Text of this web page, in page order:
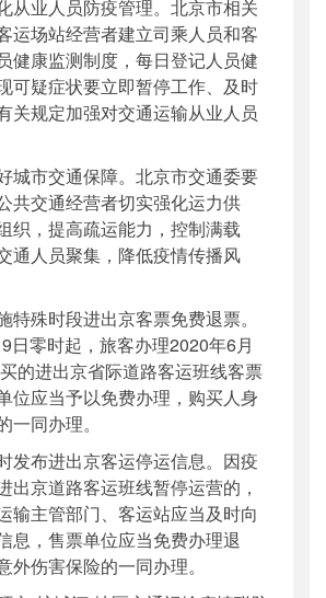
业人员防疫管理。北京市相关
运场站经营者建立司乘人员和客
健康监测制度，每日登记人员健
可疑症状要立即暂停工作、及时
关规定加强对交通运输从业人员
市交通保障。北京市交通委要
共交通经营者切实强化运力供
织，提高疏运能力，控制满载
通人员聚集，降低疫情传播风
殊时段进出京客票免费退票。
日零时起，旅客办理2020年6月
的进出京省际道路客运班线客票
位应当予以免费办理，购买人身
一同办理。
布进出京客运停运信息。因疫
出京道路客运班线暂停运营的，
输主管部门、客运站应当及时向
息，售票单位应当免费办理退
外伤害保险的一同办理。